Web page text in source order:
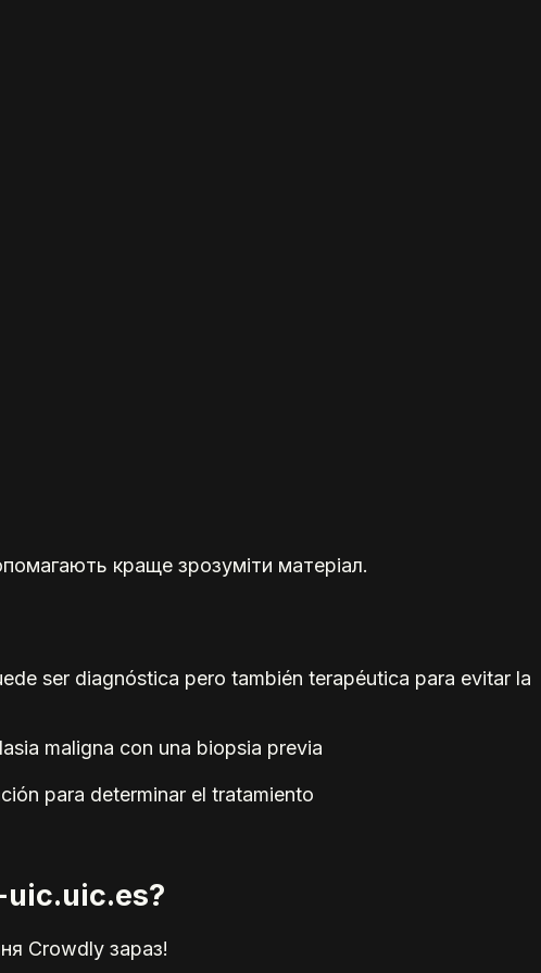
краще зрозуміти матеріал.
ser diagnóstica pero también terapéutica para evitar la
maligna con una biopsia previa
para determinar el tratamiento
uic.uic.es?
Crowdly зараз!